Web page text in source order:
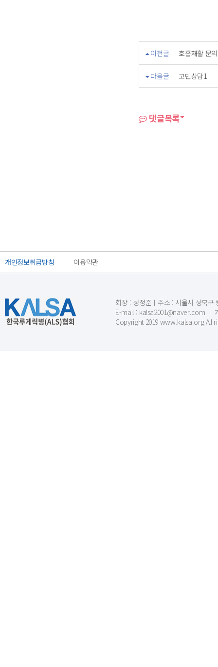
이전글 호흡재활 문
다음글 고민상담1
댓글목록
개인정보취급방침 이용약관
회장 : 성정준ㅣ주소 : 서울시 성북구
E-mail : kalsa2001@naver.com ㅣ
Copyright 2019 www.kalsa.org All